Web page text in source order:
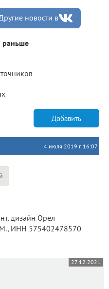
новости в
раньше
Добавить
4 июля 2019 г. 16:07
ИНН 575402478570
27.12.2021